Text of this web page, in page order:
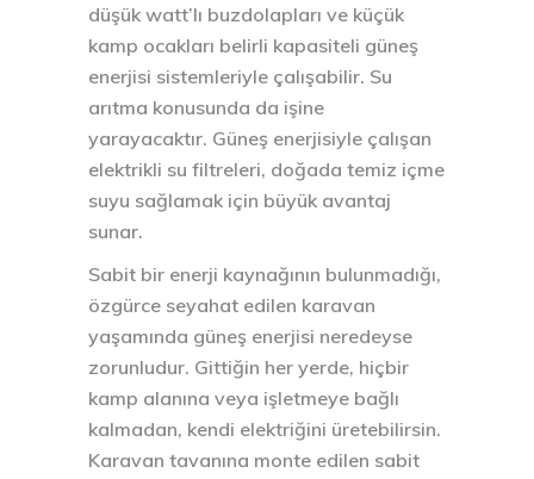
düşük watt’lı buzdolapları ve küçük
kamp ocakları belirli kapasiteli güneş
enerjisi sistemleriyle çalışabilir. Su
arıtma konusunda da işine
yarayacaktır. Güneş enerjisiyle çalışan
elektrikli su filtreleri, doğada temiz içme
suyu sağlamak için büyük avantaj
sunar.
Sabit bir enerji kaynağının bulunmadığı,
özgürce seyahat edilen karavan
yaşamında güneş enerjisi neredeyse
zorunludur. Gittiğin her yerde, hiçbir
kamp alanına veya işletmeye bağlı
kalmadan, kendi elektriğini üretebilirsin.
Karavan tavanına monte edilen sabit